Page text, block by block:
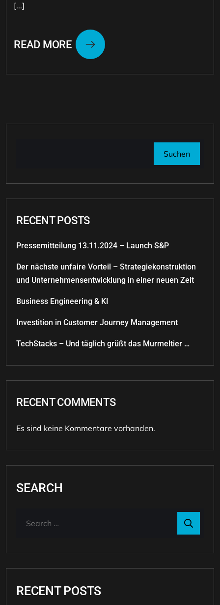
[...]
READ MORE
Suchen
RECENT POSTS
Pressemitteilung 13.11.2024 – Launch S&P
Der nächste unfaire Vorteil – Strategiekonstruktion
und Unternehmensentwicklung in einer neuen Zeit
Business Engineering & KI
Investition in Customer Journey Management
TechStacks – Und täglich grüßt das Murmeltier …
RECENT COMMENTS
Es sind keine Kommentare vorhanden.
SEARCH
RECENT POSTS